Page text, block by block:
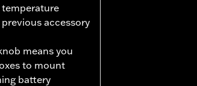
temperature
accessory
means you
to mount
battery